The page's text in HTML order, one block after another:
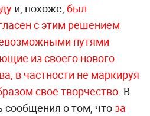
и, похоже, был
с этим решением
путями
из своего нового
в частности не маркируя
своё творчество. В
сообщения о том, чтоза